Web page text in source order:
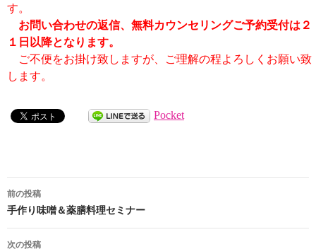
す。
お問い合わせの返信、無料カウンセリングご予約受付は２
１日以降となります。
ご不便をお掛け致しますが、ご理解の程よろしくお願い致
します。
Pocket
投
稿
前の投稿
手作り味噌＆薬膳料理セミナー
次の投稿